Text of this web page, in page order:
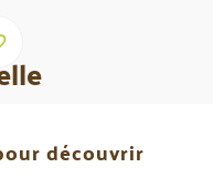
découvrir